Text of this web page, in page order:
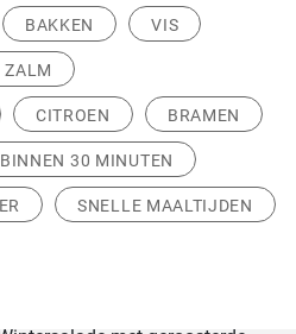
BAKKEN VIS
ZALM
CITROEN BRAMEN
30 MINUTEN
SNELLE MAALTIJDEN